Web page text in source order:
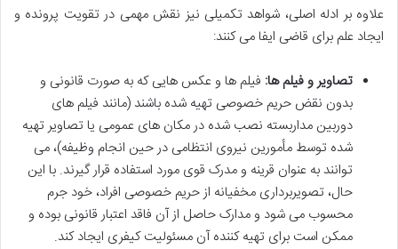
علاوه بر ادله اصلی، شواهد تکمیلی نیز نقش مهمی در تقویت پرونده و
ایجاد علم برای قاضی ایفا می کنند:
تصاویر و فیلم ها: فیلم ها و عکس هایی که به صورت قانونی و
بدون نقض حریم خصوصی تهیه شده باشند (مانند فیلم های
دوربین مداربسته نصب شده در مکان های عمومی یا تصاویر تهیه
شده توسط مأمورین نیروی انتظامی در حین انجام وظیفه)، می
توانند به عنوان قرینه و مدرک قوی مورد استفاده قرار گیرند. با این
حال، تصویربرداری مخفیانه از حریم خصوصی افراد، خود جرم
محسوب می شود و مدارک حاصل از آن فاقد اعتبار قانونی بوده و
ممکن است برای تهیه کننده آن مسئولیت کیفری ایجاد کند.